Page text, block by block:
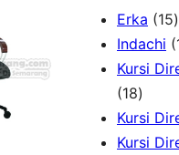
Erka 151
Indachi
Kursi
181
8
p
Kursi
Kursi